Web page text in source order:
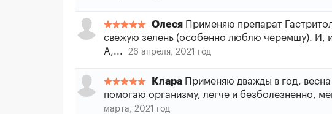
Олеся Применяю препарат
свежую зелень (особенно люблю черемшу). И,
А,...
26 апреля, 2021 год
Клара Применяю дважды в год,
помогаю организму, легче и безболезненно,
марта, 2021 год